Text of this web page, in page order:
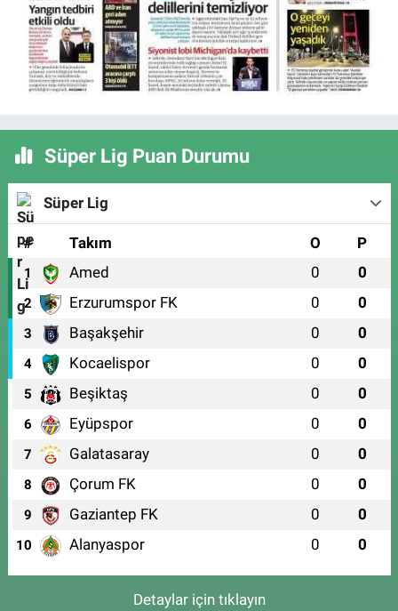
Süper Lig Puan Durumu
Süper Lig
# Takım O P
1 Amed 0 0
2 Erzurumspor FK 0 0
3 Başakşehir 0 0
4 Kocaelispor 0 0
5 Beşiktaş 0 0
6 Eyüpspor 0 0
7 Galatasaray 0 0
8 Çorum FK 0 0
9 Gaziantep FK 0 0
10 Alanyaspor 0 0
Detaylar için tıklayın